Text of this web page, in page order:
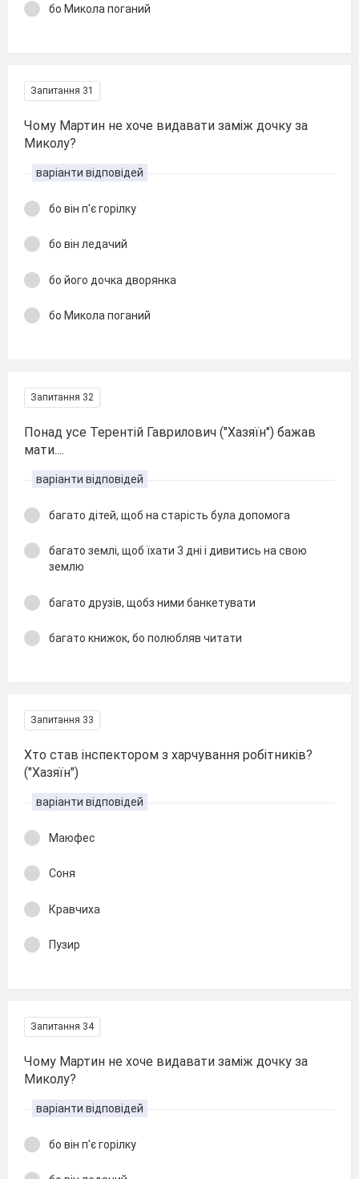
бо Микола поганий
Запитання 31
Чому Мартин не хоче видавати заміж дочку за
Миколу?
варіанти відповідей
бо він п'є горілку
бо він ледачий
бо його дочка дворянка
бо Микола поганий
Запитання 32
Понад усе Терентій Гаврилович ("Хазяїн") бажав
мати....
варіанти відповідей
багато дітей, щоб на старість була допомога
багато землі, щоб їхати 3 дні і дивитись на свою
землю
багато друзів, щобз ними банкетувати
багато книжок, бо полюбляв читати
Запитання 33
Хто став інспектором з харчування робітників?
("Хазяїн")
варіанти відповідей
Маюфес
Соня
Кравчиха
Пузир
Запитання 34
Чому Мартин не хоче видавати заміж дочку за
Миколу?
варіанти відповідей
бо він п'є горілку